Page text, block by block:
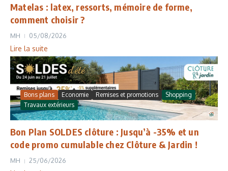
Matelas : latex, ressorts, mémoire de forme,
comment choisir ?
MH 05/08/2026
Lire la suite
Bons plans Economie Remises et promotions
Shopping
Travaux extérieurs
Bon Plan SOLDES clôture : Jusqu’à -35% et un
code promo cumulable chez Clôture & Jardin !
MH 25/06/2026